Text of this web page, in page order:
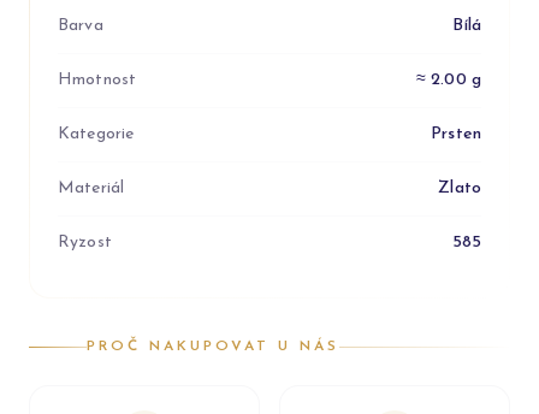
Barva Bílá
Hmotnost ≈ 2.00 g
Kategorie Prsten
Materiál Zlato
Ryzost 585
PROČ NAKUPOVAT U NÁS